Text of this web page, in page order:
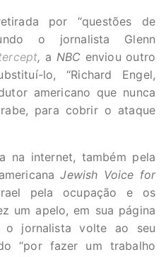
por “questões de
o jornalista Glenn
, a NBC enviou outro
lo, “Richard Engel,
americano que nunca
para cobrir o ataque
na internet, também pela
Jewish Voice for
pela ocupação e os
um apelo, em sua página
o jornalista volte ao seu
“por fazer um trabalho